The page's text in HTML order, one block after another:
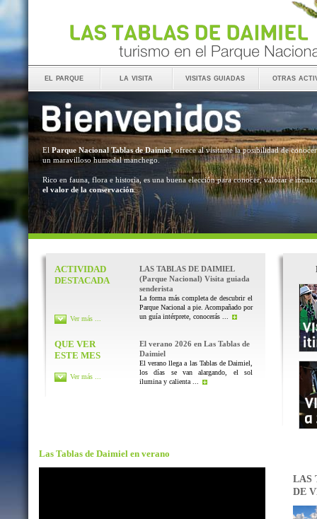
el parque la visita visitas guiadas otras
El Parque Nacional Tablas de Daimiel, ofrece al visitante la posibilidad de conocer
un maravilloso humedal manchego.
Rico en fauna, flora e historia, es una buena elección para conocer, valorar e
el valor de la conservación.
ACTIVIDAD
DESTACADA
LAS TABLAS DE DAIMIEL
(Parque Nacional) Visita guiada
senderista
La forma más completa de descubrir el
Parque Nacional a pie. Acompañado por
un guía intérprete, conocerás ...
Ver más ...
QUE VER
ESTE MES
El verano 2026 en Las Tablas de
Daimiel
El verano llega a las Tablas de Daimiel,
los días se van alargando, el sol
ilumina y calienta ...
Ver más ...
Las Tablas de Daimiel en verano
LAS
DE